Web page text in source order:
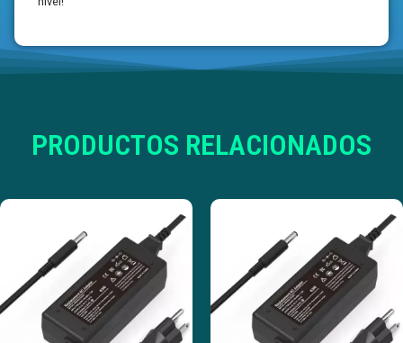
PRODUCTOS RELACIONADOS